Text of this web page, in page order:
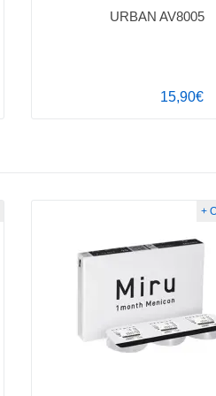
URBAN AV8005
15,90€
+